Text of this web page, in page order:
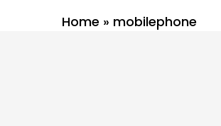
Home » mobilephone